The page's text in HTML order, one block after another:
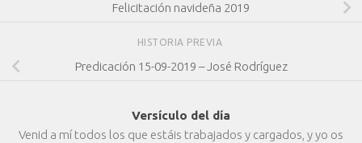
Felicitación navideña 2019
HISTORIA PREVIA
Predicación 15-09-2019 – José Rodríguez
Versículo del día
Venid a mí todos los que estáis trabajados y cargados, y yo os